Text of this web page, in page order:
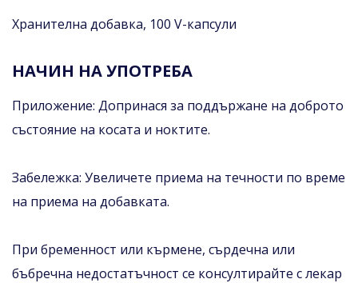
Хранителна добавка, 100 V-капсули
НАЧИН НА УПОТРЕБА
Приложение: Допринася за поддържане на доброто
състояние на косата и ноктите.
Забележка: Увеличете приема на течности по време
на приема на добавката.
При бременност или кърмене, сърдечна или
бъбречна недостатъчност се консултирайте с лекар